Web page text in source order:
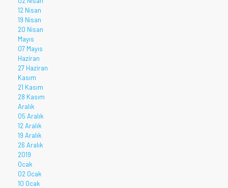
12 Nisan
19 Nisan
20 Nisan
Mayıs
07 Mayıs
Haziran
27 Haziran
Kasım
21 Kasım
28 Kasım
Aralık
05 Aralık
12 Aralık
19 Aralık
26 Aralık
2019
Ocak
02 Ocak
10 Ocak